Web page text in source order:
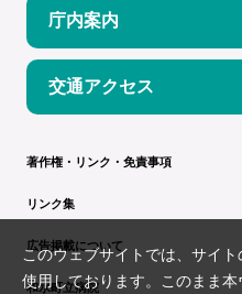
庁内案内
交通アクセス
著作権・リンク・免責事項
リンク集
広告掲載について
和水町立病院
このウェブサイトでは、サイ
使用しております。このまま